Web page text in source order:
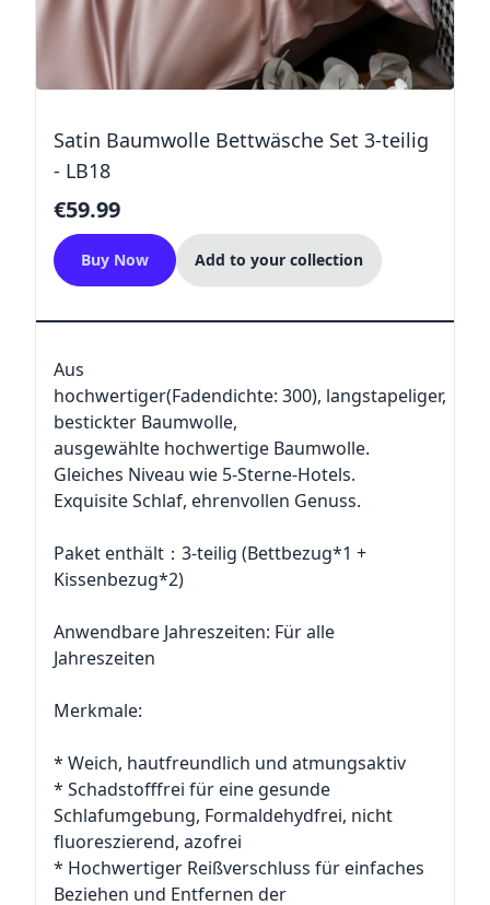
Satin Baumwolle Bettwäsche Set 3-teilig
- LB18
€59.99
Buy Now Add to your collection
Aus
hochwertiger(Fadendichte: 300), langstapeliger,
bestickter Baumwolle,
ausgewählte hochwertige Baumwolle.
Gleiches Niveau wie 5-Sterne-Hotels.
Exquisite Schlaf, ehrenvollen Genuss.
Paket enthält：3-teilig (Bettbezug*1 +
Kissenbezug*2)
Anwendbare Jahreszeiten: Für alle
Jahreszeiten
Merkmale:
* Weich, hautfreundlich und atmungsaktiv
* Schadstofffrei für eine gesunde
Schlafumgebung, Formaldehydfrei, nicht
fluoreszierend, azofrei
* Hochwertiger Reißverschluss für einfaches
Beziehen und Entfernen der